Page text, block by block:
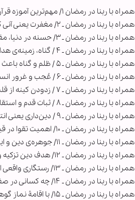
همراه با ربنا در رمضان ۱/ مهم‌ترین آموزه قرآن کریم، ربوبیت است
همراه با ربنا در رمضان ـ ۲/ مغفرت یعنی آنی که بایدْ نیستیم!
همراه با ربنا در رمضان ـ ۳/ حسنه‌ در دنیا، مقدمۀ حسنه‌ی آخرت
همراه با ربنا در رمضان ـ ۴ / گناه، زمینه‌ی هدایت الهی را از بین می‌برد
همراه با ربنا در رمضان ـ ۵ / ظلم و گناه باعث خسران می‌شود
همراه با ربنا در رمضان ـ ۶ / عُجب و غرور انسان را از سلوک و کمال بازمی‌دارد
همراه با ربنا در رمضان ـ ۷ / زدودن کینه از قلب، زحمت و مجاهده می‌خواهد
همراه با ربنا در رمضان ـ ۸ / ثبات قدم و استقامت مهم‌تر از پیروزی است
همراه با ربنا در رمضان ـ ۹ / دین‌داری یعنی انتخاب مسیر درست و حفظ آن تا لحظه‌ی پایانی مرگ
همراه با ربنا در رمضان ـ ۱۰/ اهمیت تقوا در قبولی اعمال
همراه با ربنا در رمضان ـ ۱۱/ جوهره‌ی دین و ایمان، تسلیم است
همراه با ربنا در رمضان ـ ۱۲/ هدف دین تزکیه و پاک‌سازی درونی است
همراه با ربنا در رمضان ـ ۱۳/ رستگاری واقعی این است که انسان در مسیر تکامل قرار گیرد
همراه با ربنا در رمضان ـ ۱۴/ چه کسانی در صف انبیاء و شهدا قرار می‌گیرند؟
همراه با ربنا در رمضان ـ ۱۵/ با اقامۀ نماز گوهر ایمان حفظ می‌شود